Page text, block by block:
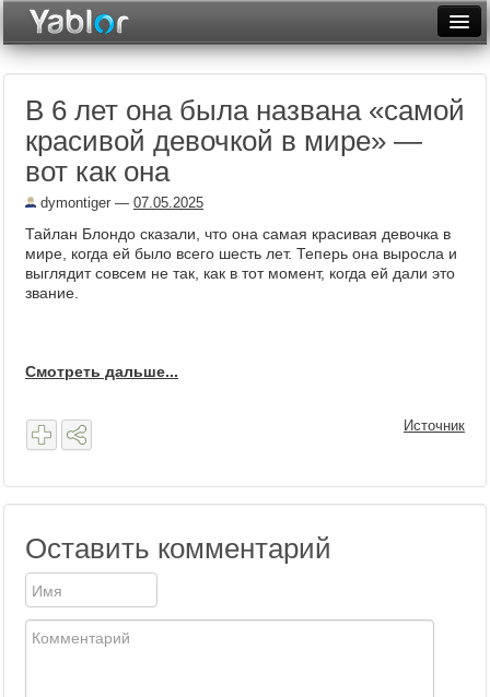
Неделя
Месяц
Архив
Фототоп
В 6 лет она была названа «самой
красивой девочкой в мире» —
вот как она
dymontiger — 07.05.2025
Тайлан Блондо сказали, что она самая красивая девочка в
мире, когда ей было всего шесть лет. Теперь она выросла и
выглядит совсем не так, как в тот момент, когда ей дали это
звание.
Смотреть дальше...
Источник
Оставить комментарий